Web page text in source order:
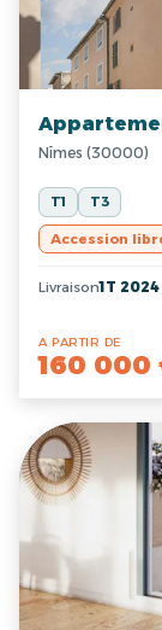
Nîmes (30000)
T1 T3
Accession
Livraison1T 2024
A PARTIR DE
160 000